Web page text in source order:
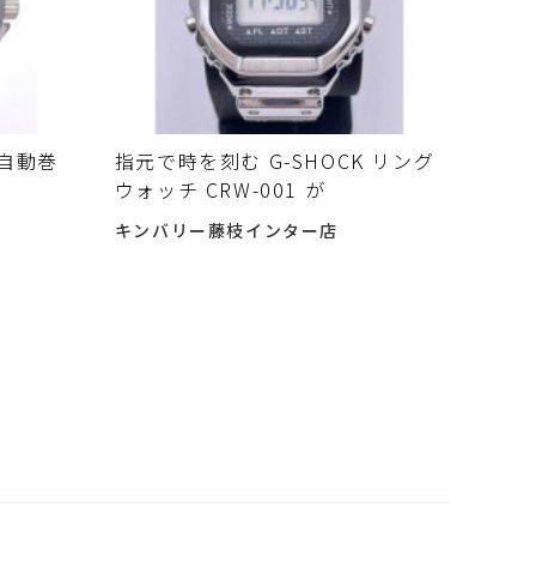
動巻
指元で時を刻む G-SHOCK リング
ウォッチ CRW-001 が
キンバリー藤枝インター店